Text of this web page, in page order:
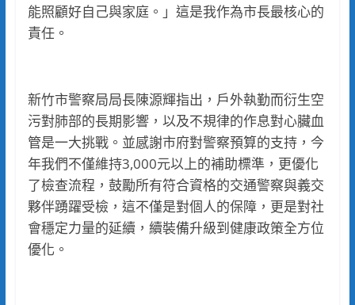
能照顧好自己與家庭。」這是我作為市長最核心的
責任。
新竹市警察局局長陳源輝指出，戶外執勤而衍生空
污對肺部的長期影響，以及不規律的作息對心臟血
管是一大挑戰。並感謝市府對警察預算的支持，今
年我們不僅維持3,000元以上的補助標準，更優化
了檢查流程，鼓勵所有符合資格的交通警察與義交
夥伴踴躍受檢，這不僅是對個人的保障，更是對社
會穩定力量的延續，續裝備升級到健康政策全方位
優化。